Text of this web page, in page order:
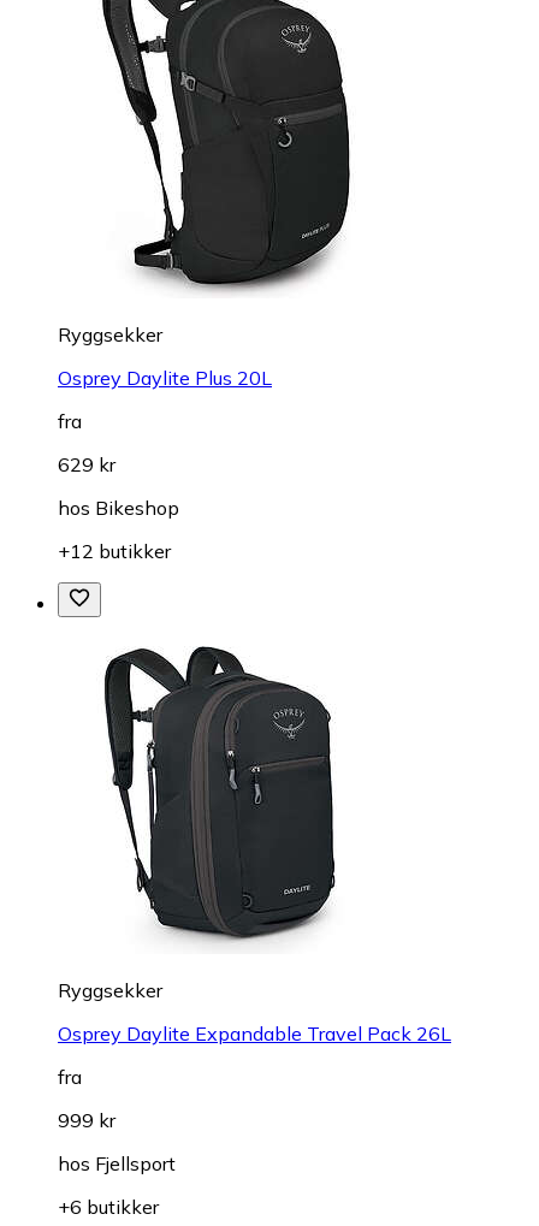
Ryggsekker
Osprey Daylite Plus 20L
fra
629 kr
hos Bikeshop
+12 butikker
Ryggsekker
Osprey Daylite Expandable Travel Pack 26L
fra
999 kr
hos Fjellsport
+6 butikker